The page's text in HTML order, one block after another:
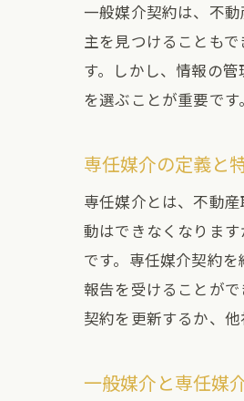
一般媒介契約は、不
主を見つけることも
す。しかし、情報の
を選ぶことが重要です。
専任媒介の定義と
専任媒介とは、不動
動はできなくなりま
です。専任媒介契約
報告を受けることが
契約を更新するか、他
一般媒介と専任媒